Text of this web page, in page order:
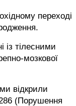
переході
із тілесними
мозкової
відкрили
(Порушення